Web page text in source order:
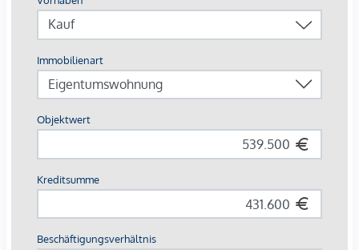
Fernwärme, für ein behagliches Raumklima sorgt.
Außenliegender, elektrischer Sonnenschutz und
Klimaanlagen in den Dachgeschoßwohnungen
gewährleisten ein angenehmes Wohnambiente, selbst an
den heißesten Tagen.
AUSSTATTUNG
Stilvolle Markenfliesen
Außenliegender, elektrischer Sonnenschutz
Fußbodenheizung mittels Fernwärme
Photovoltaikanlage am Dach